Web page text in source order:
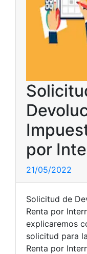
por
21/05/2022
Solicitud de
Renta por
explicaremos
solicitud para
Renta por